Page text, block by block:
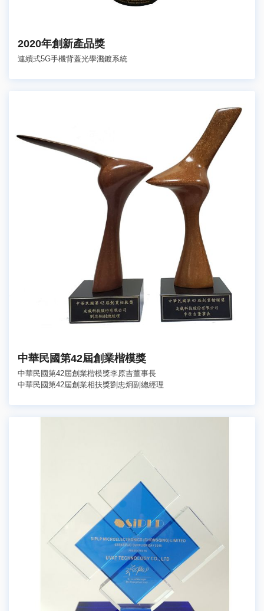
2020年創新產品獎
連續式5G手機背蓋光學濺鍍系統
中華民國第42屆創業楷模獎
中華民國第42屆創業楷模獎李原吉董事長
中華民國第42屆創業相扶獎劉忠炯副總經理